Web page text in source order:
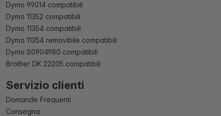
Dymo 99014 compatibili
Dymo 11352 compatibili
Dymo 11354 compatibili
Dymo 11354 removibile compatibili
Dymo S0904980 compatibili
Brother DK 22205 compatibili
Servizio clienti
Domande Frequenti
Consegna